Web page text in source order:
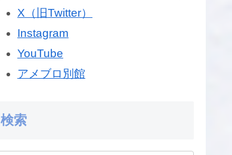
X（旧Twitter）
Instagram
YouTube
アメブロ別館
検索